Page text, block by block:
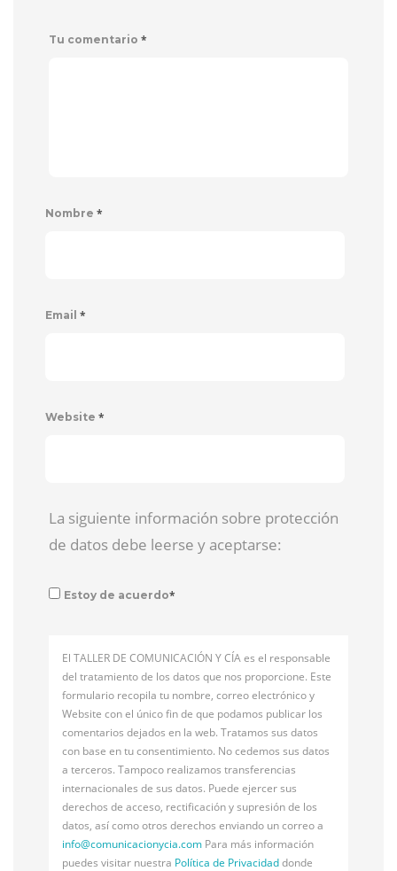
Tu comentario *
Nombre *
Email *
Website *
La siguiente información sobre protección
de datos debe leerse y aceptarse:
Estoy de acuerdo*
El TALLER DE COMUNICACIÓN Y CÍA es el responsable
del tratamiento de los datos que nos proporcione. Este
formulario recopila tu nombre, correo electrónico y
Website con el único fin de que podamos publicar los
comentarios dejados en la web. Tratamos sus datos
con base en tu consentimiento. No cedemos sus datos
a terceros. Tampoco realizamos transferencias
internacionales de sus datos. Puede ejercer sus
derechos de acceso, rectificación y supresión de los
datos, así como otros derechos enviando un correo a
info@comunicacionycia.com Para más información
puedes visitar nuestra Política de Privacidaddonde